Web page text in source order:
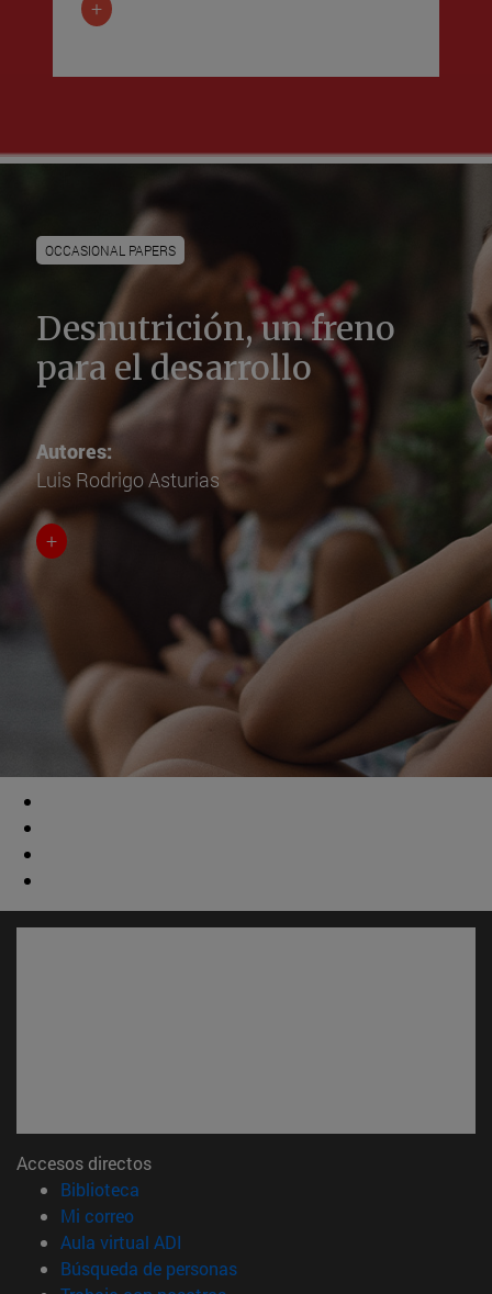
+
OCCASIONAL PAPERS
Desnutrición, un freno
para el desarrollo
Autores:
Luis Rodrigo Asturias
+
Accesos directos
Biblioteca
Mi correo(abre en nueva ventana)
Aula virtual ADI
Búsqueda de personas(abre en nueva ventana)